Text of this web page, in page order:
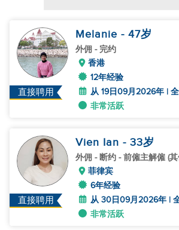
直接聘用
Melanie - 47岁
外佣 - 完约
香港
12年经验
从 19日09月2026年 |
非常活跃
直接聘用
Vien Ian - 33岁
外佣 - 断约 - 前僱主解僱 (
菲律宾
6年经验
从 30日09月2026年 |
非常活跃